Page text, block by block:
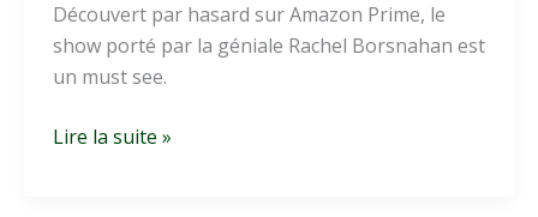
Découvert par hasard sur Amazon Prime, le
show porté par la géniale Rachel Borsnahan est
un must see.
The
Lire la suite »